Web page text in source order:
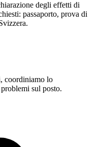
degli effetti di
passaporto, prova di
coordiniamo lo
sul posto.